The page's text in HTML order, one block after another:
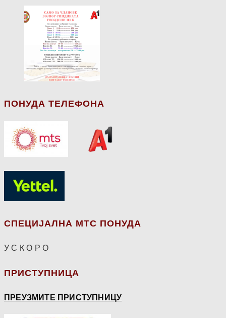
ПОНУДА ТЕЛЕФОНА
СПЕЦИЈАЛНА МТС ПОНУДА
У С К О Р О
ПРИСТУПНИЦА
ПРЕУЗМИТЕ ПРИСТУПНИЦУ